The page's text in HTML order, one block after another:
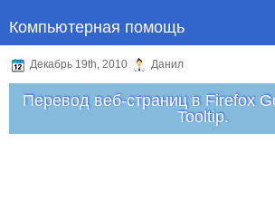
Компьютерная помощь
Декабрь 19th, 2010 Данил
Перевод веб-страниц в Firefox
Tooltip.